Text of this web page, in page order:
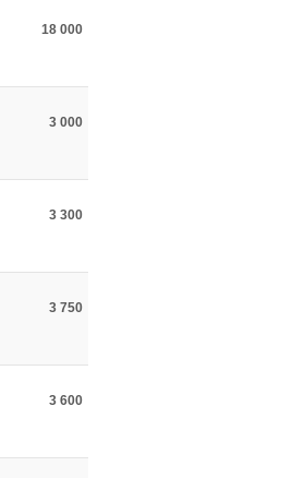
18 000
3 000
3 300
3 750
3 600